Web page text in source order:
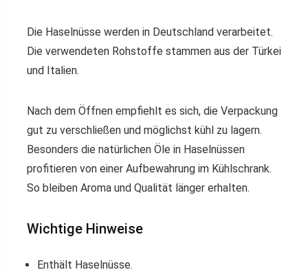
Die Haselnüsse werden in Deutschland verarbeitet.
Die verwendeten Rohstoffe stammen aus der Türkei
und Italien.
Nach dem Öffnen empfiehlt es sich, die Verpackung
gut zu verschließen und möglichst kühl zu lagern.
Besonders die natürlichen Öle in Haselnüssen
profitieren von einer Aufbewahrung im Kühlschrank.
So bleiben Aroma und Qualität länger erhalten.
Wichtige Hinweise
Enthält Haselnüsse.